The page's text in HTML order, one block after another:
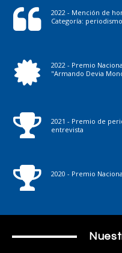
2022 - Mención de
Categoría:
2022 - Premio
"Armando Devia
2021 - Premio de
entrevista
2020 - Premio